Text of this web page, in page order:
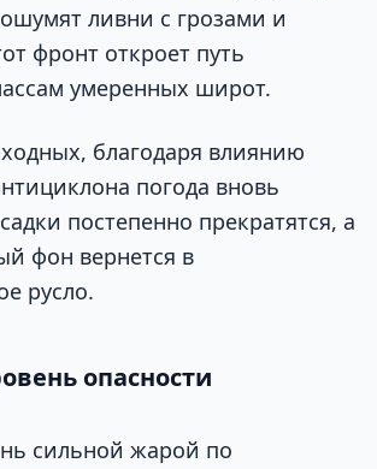
ливни с грозами и
фронт откроет путь
умеренных широт.
благодаря влиянию
погода вновь
постепенно прекратятся, а
фон вернется в
русло.
опасности
сильной жарой по